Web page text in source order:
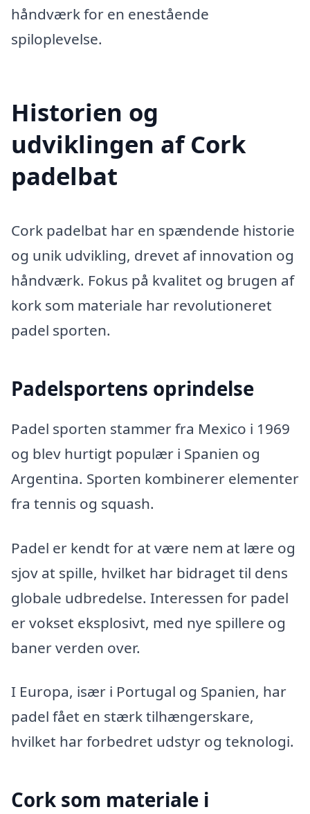
håndværk for en enestående
spiloplevelse.
Historien og
udviklingen af Cork
padelbat
Cork padelbat har en spændende historie
og unik udvikling, drevet af innovation og
håndværk. Fokus på kvalitet og brugen af
kork som materiale har revolutioneret
padel sporten.
Padelsportens oprindelse
Padel sporten stammer fra Mexico i 1969
og blev hurtigt populær i Spanien og
Argentina. Sporten kombinerer elementer
fra tennis og squash.
Padel er kendt for at være nem at lære og
sjov at spille, hvilket har bidraget til dens
globale udbredelse. Interessen for padel
er vokset eksplosivt, med nye spillere og
baner verden over.
I Europa, især i Portugal og Spanien, har
padel fået en stærk tilhængerskare,
hvilket har forbedret udstyr og teknologi.
Cork som materiale i